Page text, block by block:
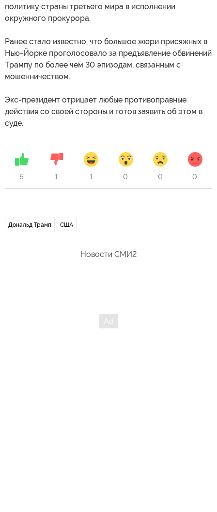
политику страны третьего мира в исполнении
окружного прокурора.
Ранее стало известно, что большое жюри присяжных в
Нью-Йорке проголосовало за предъявление обвинений
Трампу по более чем 30 эпизодам, связанным с
мошенничеством.
Экс-президент отрицает любые противоправные
действия со своей стороны и готов заявить об этом в
суде.
5 1 1 0 0 0
Дональд Трамп США
Новости СМИ2